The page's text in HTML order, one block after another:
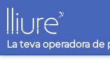
Vés al contingut
La teva operadora